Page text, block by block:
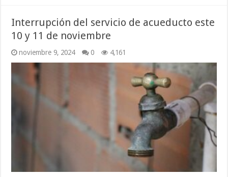
Interrupción del servicio de acueducto este
10 y 11 de noviembre
noviembre 9, 2024 0 4,161